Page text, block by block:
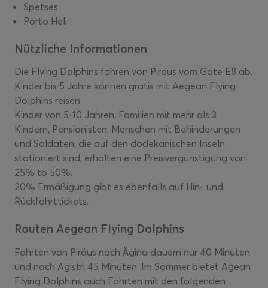
Spetses
Porto Heli
Nützliche Informationen
Die Flying Dolphins fahren von Piräus vom Gate E8 ab.
Kinder bis 5 Jahre können gratis mit Aegean Flying
Dolphins reisen.
Kinder von 5-10 Jahren, Familien mit mehr als 3
Kindern, Pensionisten, Menschen mit Behinderungen
und Soldaten, die auf den dodekanischen Inseln
stationiert sind, erhalten eine Preisvergünstigung von
25% to 50%.
20% Ermäßigung gibt es ebenfalls auf Hin- und
Rückfahrttickets.
Routen Aegean Flying Dolphins
Fahrten von Piräus nach Ägina dauern nur 40 Minuten
und nach Agistri 45 Minuten. Im Sommer bietet Agean
Flying Dolphins auch Fahrten mit den folgenden